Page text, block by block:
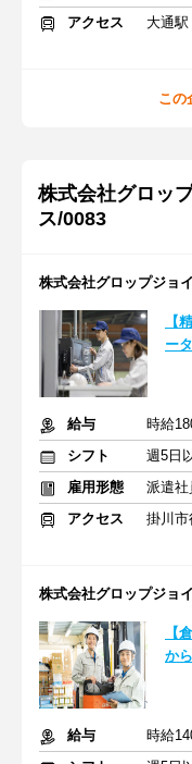
アクセス
大通駅
この
株式会社グロッ
ス/0083
株式会社グロップジョ
【
ー
給与
時給
シフト
雇用形態
派遣社
アクセス
掛川
株式会社グロップジョ
【
か
給与
時給